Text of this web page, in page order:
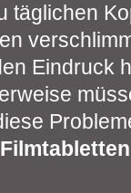
täglichen
Eindruck